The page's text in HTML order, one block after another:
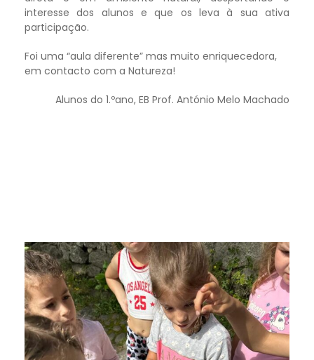
interesse dos alunos e que os leva à sua ativa
participação.
Foi uma “aula diferente” mas muito enriquecedora,
em contacto com a Natureza!
Alunos do 1.ºano, EB Prof. António Melo Machado